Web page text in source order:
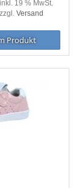
inkl. 19 % MwSt.
zzgl. Versand
Produkt